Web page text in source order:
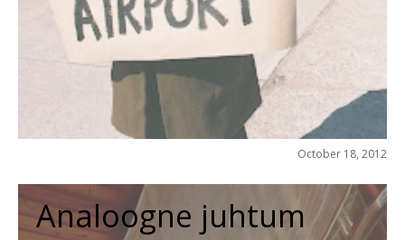
October 18, 2012
Analoogne juhtum